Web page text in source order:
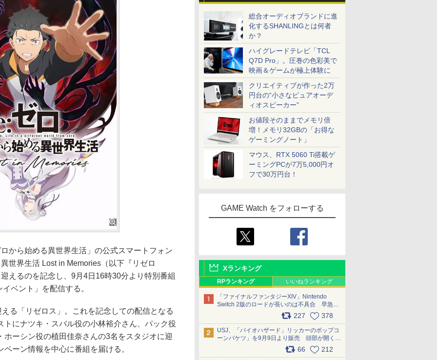
総合オーディオブランドに進
化するSHANLINGとは何者
か？
ハイグレードテレビ「TCL
Q7D Pro」。圧巻の色彩美で
映画＆ゲームが極上体験に
クリエイティブが作った2万
円台の“小さなピュアオーデ
ィオスピーカー”
お値段そのままでメモリ倍
増！メモリ32GBの「お得な
ゲーミングノート」
マウス、RTX 5060 Ti搭載ゲ
ーミングPCが7万5,000円オ
フで30万円台！
GAME Watch をフォローする
Xランキング
RPランキング いいねランキング
「ファイナルファンタジーXIV」Nintendo
Switch 2版のロードが長いのは不具合 早急に
アップデートできるよう対応中227 378
USJ、「バイオハザード」リッカーのポップコ
ーンバケツ」を9月9日より販売 頭部が開く仕
組み。味は恐怖を堪のう「味噌フレーバー」
66 212
ら始める異世界生活」の公式スマートフォン
世界生活 Lost in Memories（以下『リゼロ
えるのを記念し、9月4日16時30分より特別番組
ベント」を配信する。
る「リゼロス」。これを記念しての配信となる
トにナツキ・スバル役の小林裕介さん、パック役
ーシン役の植田佳奈さんの3名をスタジオに迎
ーン情報を中心に番組を届ける。